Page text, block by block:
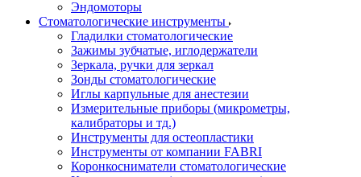
Эндомоторы
Стоматологические инструменты
Гладилки стоматологические
Зажимы зубчатые, иглодержатели
Зеркала, ручки для зеркал
Зонды стоматологические
Иглы карпульные для анестезии
Измерительные приборы (микрометры,
калибраторы и тд.)
Инструменты для остеопластики
Инструменты от компании FABRI
Коронкосниматели стоматологические